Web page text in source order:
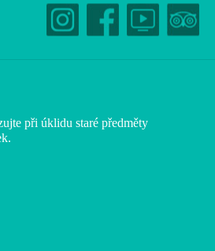
při úklidu staré předměty